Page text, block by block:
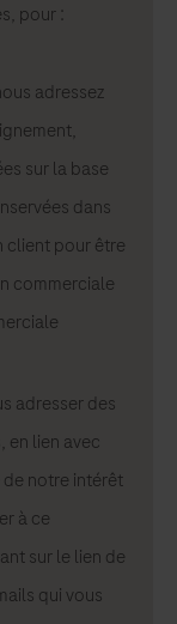
pour :
adressez
sur la base
dans
client pour être
commerciale
adresser des
en lien avec
notre intérêt
à ce
sur le lien de
qui vous